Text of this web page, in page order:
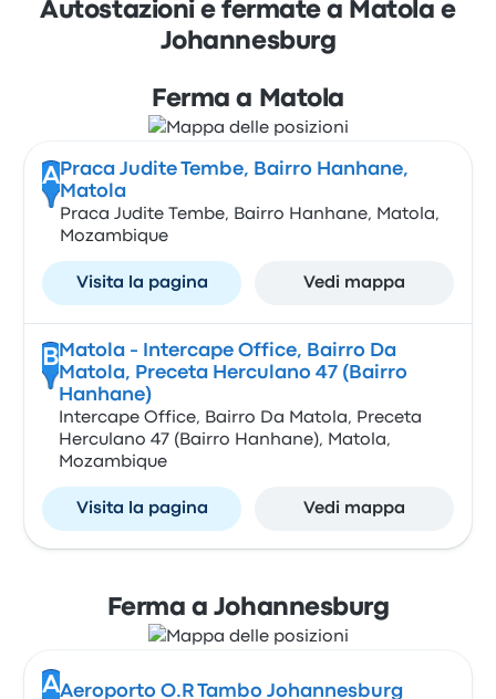
Autostazioni e fermate a Matola e
Johannesburg
Ferma a Matola
A Praca Judite Tembe, Bairro Hanhane,
Matola
Praca Judite Tembe, Bairro Hanhane, Matola,
Mozambique
Visita la pagina Vedi mappa
B Matola - Intercape Office, Bairro Da
Matola, Preceta Herculano 47 (Bairro
Hanhane)
Intercape Office, Bairro Da Matola, Preceta
Herculano 47 (Bairro Hanhane), Matola,
Mozambique
Visita la pagina Vedi mappa
Ferma a Johannesburg
AAeroporto O.R Tambo Johannesburg